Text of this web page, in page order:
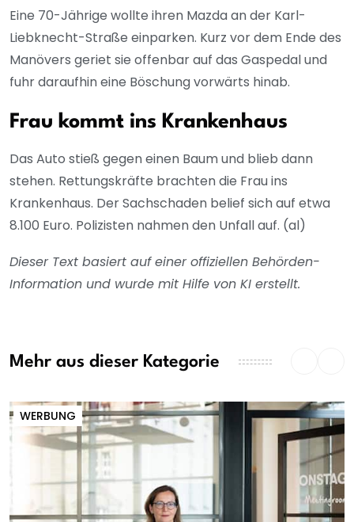
Eine 70-Jährige wollte ihren Mazda an der Karl-
Liebknecht-Straße einparken. Kurz vor dem Ende des
Manövers geriet sie offenbar auf das Gaspedal und
fuhr daraufhin eine Böschung vorwärts hinab.
Frau kommt ins Krankenhaus
Das Auto stieß gegen einen Baum und blieb dann
stehen. Rettungskräfte brachten die Frau ins
Krankenhaus. Der Sachschaden belief sich auf etwa
8.100 Euro. Polizisten nahmen den Unfall auf. (al)
Dieser Text basiert auf einer offiziellen Behörden-
Information und wurde mit Hilfe von KI erstellt.
Mehr aus dieser Kategorie
WERBUNG